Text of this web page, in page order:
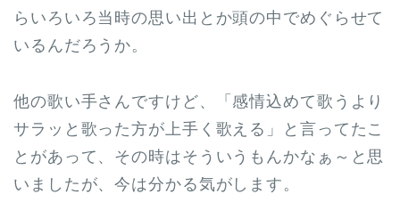
らいろいろ当時の思い出とか頭の中でめぐらせて
いるんだろうか。
他の歌い手さんですけど、「感情込めて歌うより
サラッと歌った方が上手く歌える」と言ってたこ
とがあって、その時はそういうもんかなぁ～と思
いましたが、今は分かる気がします。